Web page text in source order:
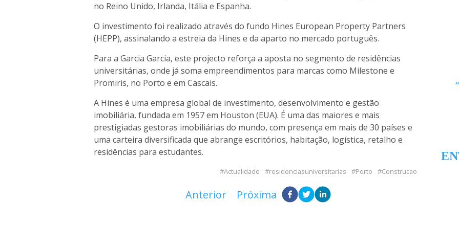
no Reino Unido, Irlanda, Itália e Espanha.
O investimento foi realizado através do fundo Hines European Property Partners
(HEPP), assinalando a estreia da Hines e da aparto no mercado português.
Para a Garcia Garcia, este projecto reforça a aposta no segmento de residências
universitárias, onde já soma empreendimentos para marcas como Milestone e
Promiris, no Porto e em Cascais.
A Hines é uma empresa global de investimento, desenvolvimento e gestão
imobiliária, fundada em 1957 em Houston (EUA). É uma das maiores e mais
prestigiadas gestoras imobiliárias do mundo, com presença em mais de 30 países e
uma carteira diversificada que abrange escritórios, habitação, logística, retalho e
residências para estudantes.
Actualidade residenciasuniversitarias Porto Construcao
Anterior Próxima